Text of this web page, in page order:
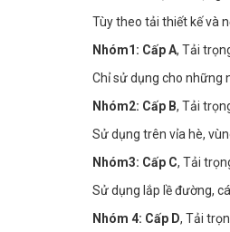
Tùy theo tải thiết kế và
Nhóm1: Cấp A, Tải
Chỉ sử dụng cho những
Nhóm2: Cấp B, Tải
Sử dụng trên vỉa hè,
Nhóm3: Cấp C, Tải
Sử dụng lắp lề đường,
Nhóm 4: Cấp D, Tải